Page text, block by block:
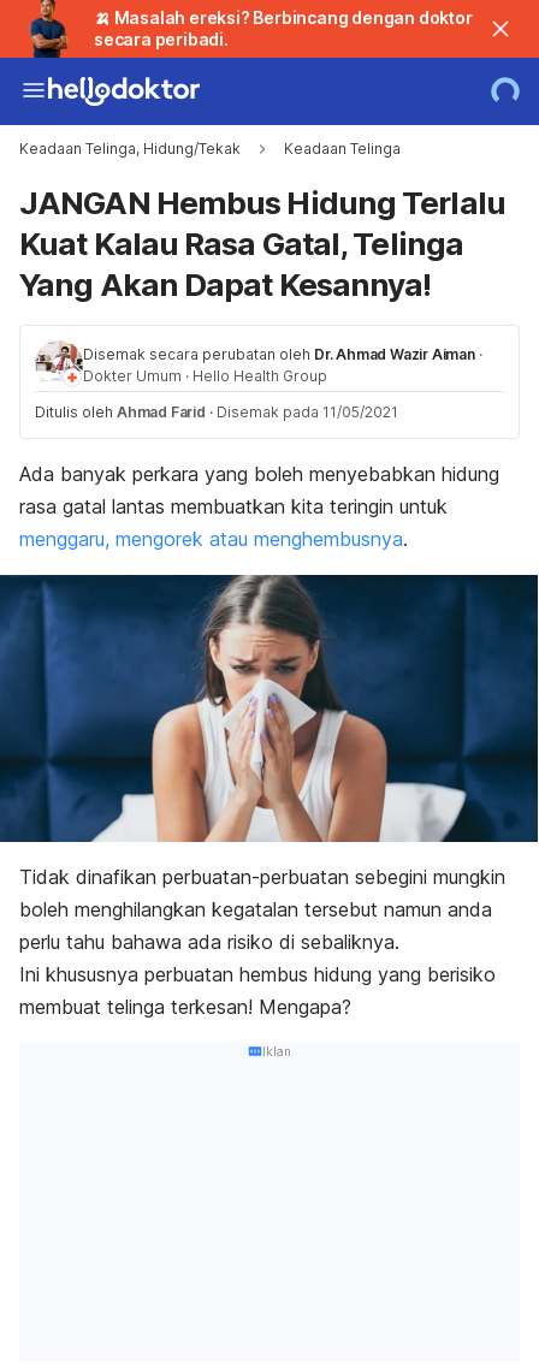
🍌 Masalah ereksi? Berbincang dengan doktor
secara peribadi.
Keadaan Telinga, Hidung/Tekak Keadaan Telinga
JANGAN Hembus Hidung Terlalu
Kuat Kalau Rasa Gatal, Telinga
Yang Akan Dapat Kesannya!
Disemak secara perubatan oleh Dr. Ahmad Wazir Aiman ·
Dokter Umum · Hello Health Group
Ditulis oleh Ahmad Farid · Disemak pada 11/05/2021
Ada banyak perkara yang boleh menyebabkan hidung
rasa gatal lantas membuatkan kita teringin untuk
menggaru, mengorek atau menghembusnya.
Tidak dinafikan perbuatan-perbuatan sebegini mungkin
boleh menghilangkan kegatalan tersebut namun anda
perlu tahu bahawa ada risiko di sebaliknya.
Ini khususnya perbuatan hembus hidung yang berisiko
membuat telinga terkesan! Mengapa?
Iklan